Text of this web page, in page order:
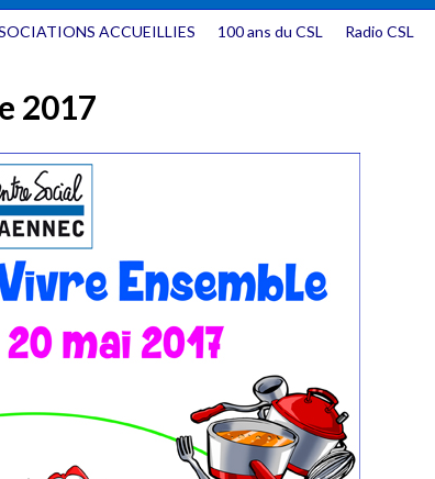
ACCUEILLIES 100 ans du CSL Radio CSL
2017